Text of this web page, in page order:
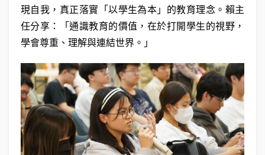
現自我，真正落實「以學生為本」的教育理念。賴主
任分享：「通識教育的價值，在於打開學生的視野，
學會尊重、理解與連結世界。」